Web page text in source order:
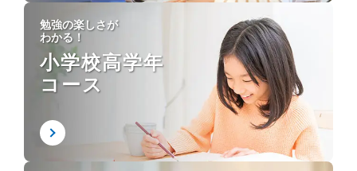
勉強の楽しさが
わかる！
小学校高学年
コース